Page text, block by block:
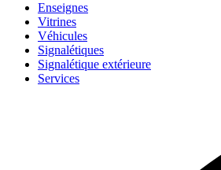
Enseignes
Vitrines
Véhicules
Signalétiques
Signalétique extérieure
Services